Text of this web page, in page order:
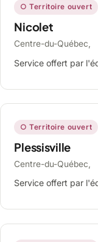
○ Territoire ouvert
Nicolet
Centre-du-Québec,
Service offert par
○ Territoire ouvert
Plessisville
Centre-du-Québec,
Service offert par